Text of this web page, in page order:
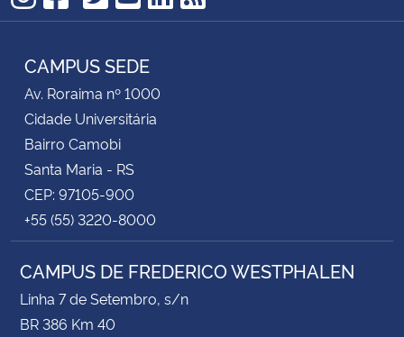
Instagram
Facebook
TikTok
Twitter
YouTube
LinkedIn
RSS
CAMPUS SEDE
Av. Roraima nº 1000
Cidade Universitária
Bairro Camobi
Santa Maria - RS
CEP: 97105-900
+55 (55) 3220-8000
CAMPUS DE FREDERICO WESTPHALEN
Linha 7 de Setembro, s/n
BR 386 Km 40